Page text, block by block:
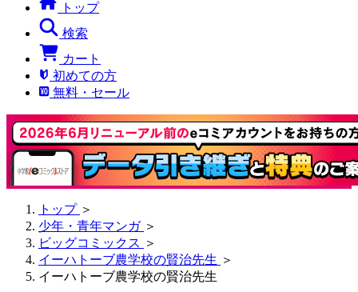
トップ
検索
カート
初めての方
無料・セール
トップ ＞
少年・青年マンガ ＞
ビッグコミックス ＞
イーハトーブ農学校の賢治先生 ＞
イーハトーブ農学校の賢治先生